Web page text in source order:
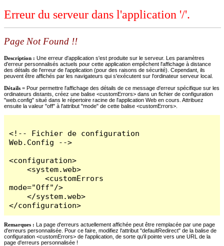
Erreur du serveur dans l'application '/'.
Page Not Found !!
Description : Une erreur d'application s'est produite sur le serveur. Les paramètres
d'erreur personnalisés actuels pour cette application empêchent l'affichage à distance
des détails de l'erreur de l'application (pour des raisons de sécurité). Cependant, ils
peuvent être affichés par les navigateurs qui s'exécutent sur l'ordinateur serveur local.
Détails = Pour permettre l'affichage des détails de ce message d'erreur spécifique sur les
ordinateurs distants, créez une balise <customErrors> dans un fichier de configuration
"web.config" situé dans le répertoire racine de l'application Web en cours. Attribuez
ensuite la valeur "off" à l'attribut "mode" de cette balise <customErrors>.
<!-- Fichier de configuration
Web.Config -->
<configuration>
    <system.web>
        <customErrors
mode="Off"/>
    </system.web>
</configuration>
Remarques : La page d'erreurs actuellement affichée peut être remplacée par une page
d'erreurs personnalisée. Pour ce faire, modifiez l'attribut "defaultRedirect" de la balise de
configuration <customErrors> de l'application, de sorte qu'il pointe vers une URL de la
page d'erreurs personnalisée !